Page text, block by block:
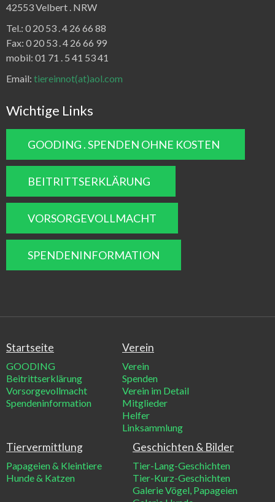
42553 Velbert . NRW
Tel.: 0 20 53 . 4 26 66 88
Fax: 0 20 53 . 4 26 66 99
mobil: 01 71 . 5 41 53 41
Email: tiereinnot(at)aol.com
Wichtige Links
GOODING . SPENDEN OHNE KOSTEN
BEITRITTSERKLÄRUNG
VORSORGEVOLLMACHT
SPENDENINFORMATION
Startseite
GOODING
Beitrittserklärung
Vorsorgevollmacht
Spendeninformation
Verein
Verein
Spenden
Verein im Detail
Mitglieder
Helfer
Linksammlung
Tiervermittlung
Papageien & Kleintiere
Hunde & Katzen
Geschichten & Bilder
Tier-Lang-Geschichten
Tier-Kurz-Geschichten
Galerie Vögel, Papageien